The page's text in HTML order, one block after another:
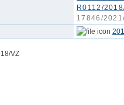
R0112/
17846/
VZ
162/LKa